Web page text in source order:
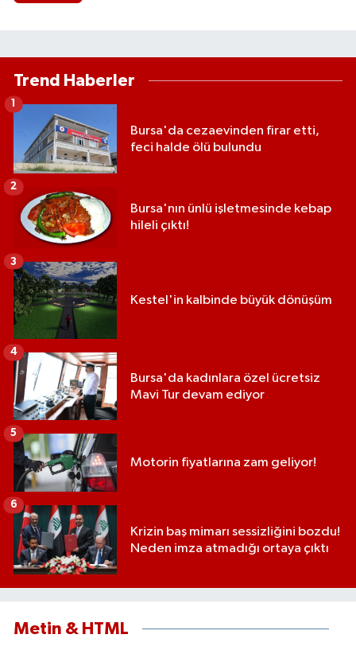
Trend Haberler
Bursa'da cezaevinden firar etti,
feci halde ölü bulundu
Bursa'nın ünlü işletmesinde kebap
hileli çıktı!
2
Kestel'in kalbinde büyük dönüşüm
3
Bursa'da kadınlara özel ücretsiz
Mavi Tur devam ediyor
4
Motorin fiyatlarına zam geliyor!
5
Krizin baş mimarı sessizliğini bozdu!
Neden imza atmadığı ortaya çıktı
6
Metin & HTML